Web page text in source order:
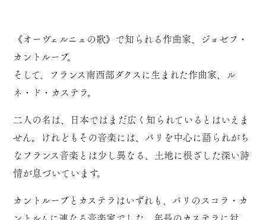
《オーヴェルニュの歌》で知られる作曲家、ジョゼフ・
カントルーブ。
そして、フランス南西部ダクスに生まれた作曲家、ル
ネ・ド・カステラ。
二人の名は、日本ではまだ広く知られているとはいえま
せん。けれどもその音楽には、パリを中心に語られがち
なフランス音楽とは少し異なる、土地に根ざした深い詩
情が息づいています。
カントルーブとカステラはいずれも、パリのスコラ・カ